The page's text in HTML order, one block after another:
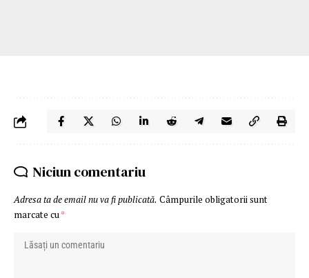
Niciun comentariu
Adresa ta de email nu va fi publicată. Câmpurile obligatorii sunt
marcate cu*